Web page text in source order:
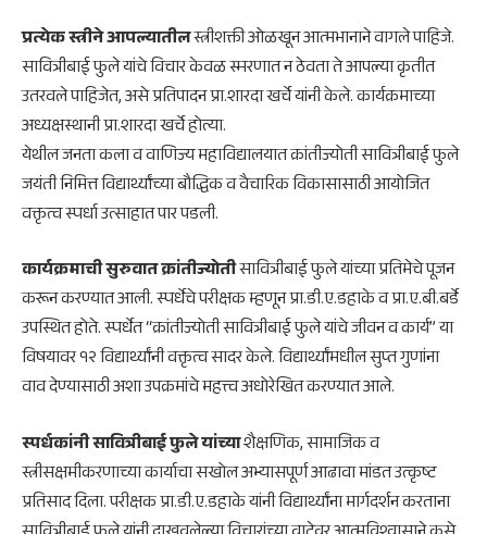
प्रत्येक स्त्रीने आपल्यातीलस्त्रीशक्ती ओळखून आत्मभानाने वागले पाहिजे.
सावित्रीबाई फुले यांचे विचार केवळ स्मरणात न ठेवता ते आपल्या कृतीत
उतरवले पाहिजेत, असे प्रतिपादन प्रा.शारदा खर्चे यांनी केले. कार्यक्रमाच्या
अध्यक्षस्थानी प्रा.शारदा खर्चे होत्या.
येथील जनता कला व वाणिज्य महाविद्यालयात क्रांतीज्योती सावित्रीबाई फुले
जयंती निमित्त विद्यार्थ्यांच्या बौद्धिक व वैचारिक विकासासाठी आयोजित
वक्तृत्व स्पर्धा उत्साहात पार पडली.
कार्यक्रमाची सुरुवात क्रांतीज्योतीसावित्रीबाई फुले यांच्या प्रतिमेचे पूजन
करून करण्यात आली. स्पर्धेचे परीक्षक म्हणून प्रा.डी.ए.डहाके व प्रा.ए.बी.बर्डे
उपस्थित होते. स्पर्धेत “क्रांतीज्योती सावित्रीबाई फुले यांचे जीवन व कार्य” या
विषयावर १२ विद्यार्थ्यांनी वक्तृत्व सादर केले. विद्यार्थ्यांमधील सुप्त गुणांना
वाव देण्यासाठी अशा उपक्रमांचे महत्त्व अधोरेखित करण्यात आले.
स्पर्धकांनी सावित्रीबाई फुले यांच्याशैक्षणिक, सामाजिक व
स्त्रीसक्षमीकरणाच्या कार्याचा सखोल अभ्यासपूर्ण आढावा मांडत उत्कृष्ट
प्रतिसाद दिला. परीक्षक प्रा.डी.ए.डहाके यांनी विद्यार्थ्यांना मार्गदर्शन करताना